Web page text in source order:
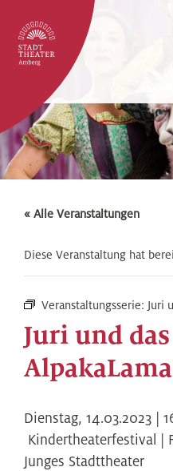
« Alle Veranstaltungen
Diese Veranstaltung hat
Veranstaltungsserie: Juri
Juri und das
Dienstag, 14.03.2023 |
Kindertheaterfestival |
Junges Stadttheater